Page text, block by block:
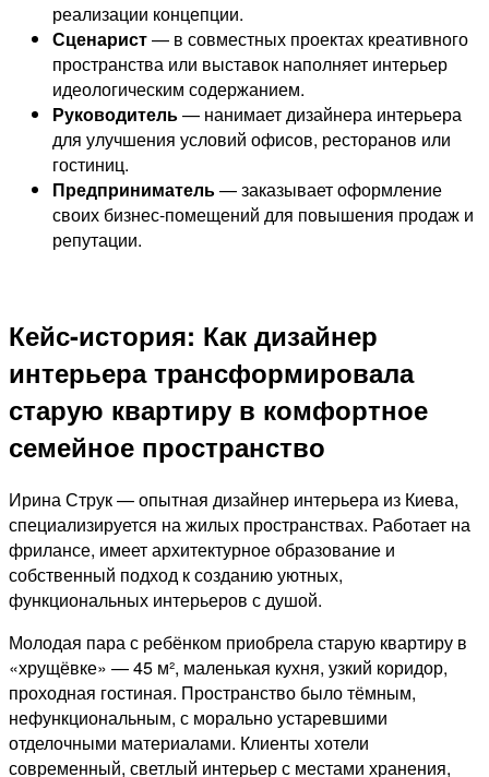
реализации концепции.
Сценарист— в совместных проектах креативного
пространства или выставок наполняет интерьер
идеологическим содержанием.
Руководитель— нанимает дизайнера интерьера
для улучшения условий офисов, ресторанов или
гостиниц.
Предприниматель— заказывает оформление
своих бизнес-помещений для повышения продаж и
репутации.
Кейс-история: Как дизайнер
интерьера трансформировала
старую квартиру в комфортное
семейное пространство
Ирина Струк— опытная дизайнер интерьера из Киева,
специализируется на жилых пространствах. Работает на
фрилансе, имеет архитектурное образование и
собственный подход к созданию уютных,
функциональных интерьеров с душой.
Молодая пара с ребёнком приобрела старую квартиру в
«хрущёвке» — 45 м², маленькая кухня, узкий коридор,
проходная гостиная. Пространство было тёмным,
нефункциональным, с морально устаревшими
отделочными материалами. Клиенты хотели
современный, светлый интерьер с местами хранения,